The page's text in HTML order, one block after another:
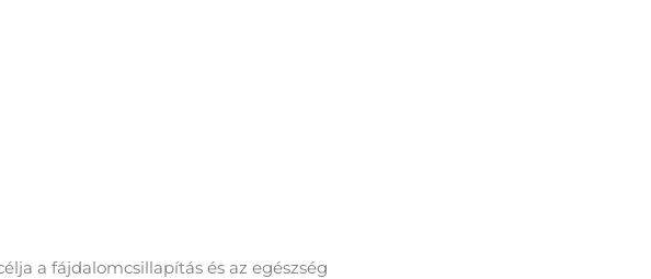
a fájdalomcsillapítás és az egészség